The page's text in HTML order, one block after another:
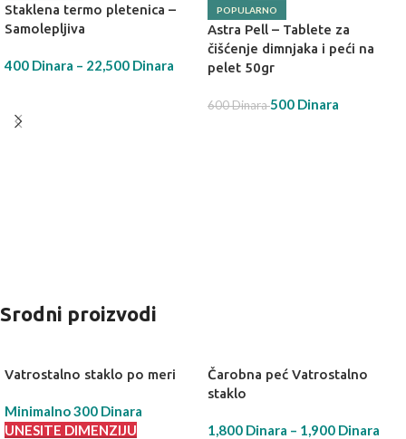
Staklena termo pletenica –
Samolepljiva
400 Dinara – 22,500 Dinara
POPULARNO
Astra Pell – Tablete za
čišćenje dimnjaka i peći na
pelet 50gr
600Dinara500 Dinara
Srodni proizvodi
Vatrostalno staklo po meri
Minimalno 300 Dinara
UNESITE DIMENZIJU
Čarobna peć Vatrostalno
staklo
1,800 Dinara – 1,900 Dinara